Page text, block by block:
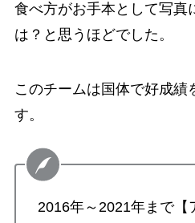
食べ方がお手本として写真
は？と思うほどでした。
このチームは国体で好成績
す。
2016年～2021年まで【